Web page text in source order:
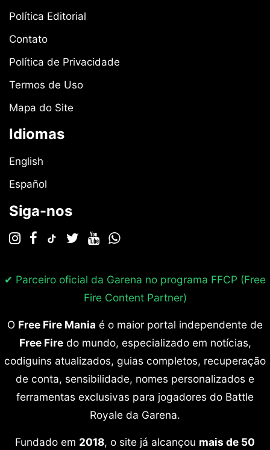
Política Editorial
Contato
Política de Privacidade
Termos de Uso
Mapa do Site
Idiomas
English
Español
Siga-nos
✔ Parceiro oficial da Garena no programa FFCP (Free
Fire Content Partner)
O Free Fire Mania é o maior portal independente de
Free Firedo mundo, especializado em notícias,
codiguins atualizados, guias completos, recuperação
de conta, sensibilidade, nomes personalizados e
ferramentas exclusivas para jogadores do Battle
Royale da Garena.
Fundado em 2018, o site já alcançou mais de 50